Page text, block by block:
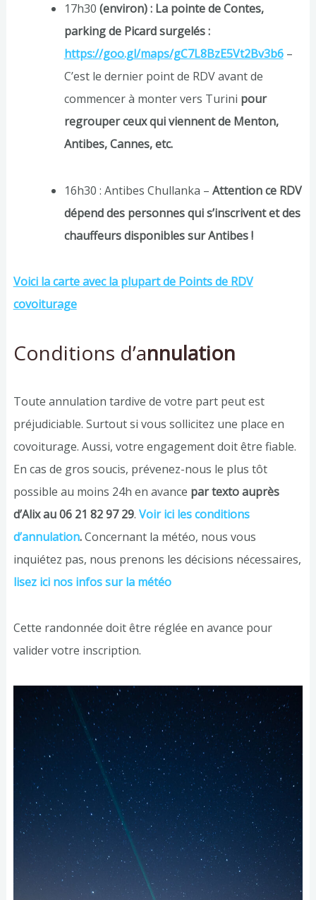
17h30 (environ) : La pointe de Contes,
parking de Picard surgelés :
https://goo.gl/maps/gC7L8BzE5Vt2Bv3b6–
C’est le dernier point de RDV avant de
commencer à monter vers Turini pour
regrouper ceux qui viennent de Menton,
Antibes, Cannes, etc.
16h30 : Antibes Chullanka – Attention ce RDV
dépend des personnes qui s’inscrivent et des
chauffeurs disponibles sur Antibes !
Voici la carte avec la plupart de Points de RDV
covoiturage
Conditions d’annulation
Toute annulation tardive de votre part peut est
préjudiciable. Surtout si vous sollicitez une place en
covoiturage. Aussi, votre engagement doit être fiable.
En cas de gros soucis, prévenez-nous le plus tôt
possible au moins 24h en avance par texto auprès
d’Alix au 06 21 82 97 29. Voir ici les conditions
d’annulation.Concernant la météo, nous vous
inquiétez pas, nous prenons les décisions nécessaires,
lisez ici nos infos sur la météo
Cette randonnée doit être réglée en avance pour
valider votre inscription.